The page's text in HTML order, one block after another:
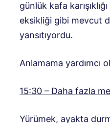
günlük kafa
eksikliği gibi mevcut
yansıtıyordu.
Anlamama yardımcı
15:30 – Daha fazla
Yürümek, ayakta